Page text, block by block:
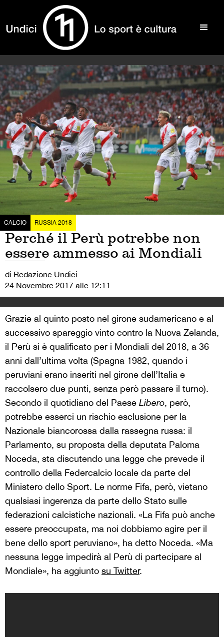
CALCIO RUSSIA 2018
Perché il Perù potrebbe non
essere ammesso ai Mondiali
di Redazione Undici
24 Novembre 2017 alle 12:11
Grazie al quinto posto nel girone sudamericano e al
successivo spareggio vinto contro la Nuova Zelanda,
il Perù si è qualificato per i Mondiali del 2018, a 36
anni dall’ultima volta (Spagna 1982, quando i
peruviani erano inseriti nel girone dell’Italia e
raccolsero due punti, senza però passare il turno).
Secondo il quotidiano del Paese Libero, però,
potrebbe esserci un rischio esclusione per la
Nazionale biancorossa dalla rassegna russa: il
Parlamento, su proposta della deputata Paloma
Noceda, sta discutendo una legge che prevede il
controllo della Federcalcio locale da parte del
Ministero dello Sport. Le norme Fifa, però, vietano
qualsiasi ingerenza da parte dello Stato sulle
federazioni calcistiche nazionali. «La Fifa può anche
essere preoccupata, ma noi dobbiamo agire per il
bene dello sport peruviano», ha detto Noceda. «Ma
nessuna legge impedirà al Perù di partecipare al
Mondiale», ha aggiunto su Twitter.